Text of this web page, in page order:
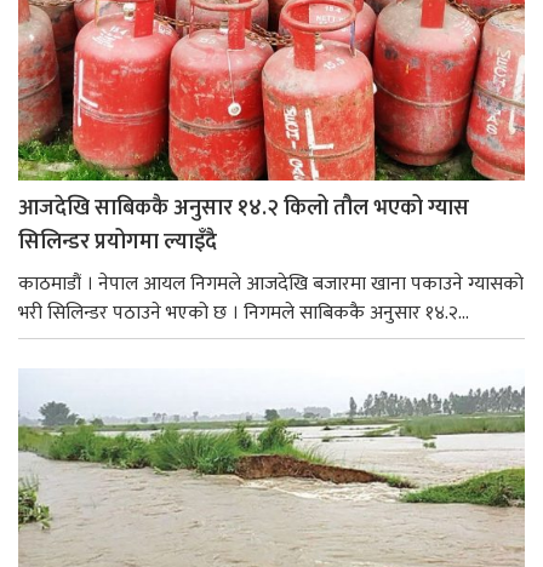
आजदेखि साबिककै अनुसार १४.२ किलो तौल भएको ग्यास
सिलिन्डर प्रयोगमा ल्याइँदै
काठमाडौं । नेपाल आयल निगमले आजदेखि बजारमा खाना पकाउने ग्यासको
भरी सिलिन्डर पठाउने भएको छ । निगमले साबिककै अनुसार १४.२...